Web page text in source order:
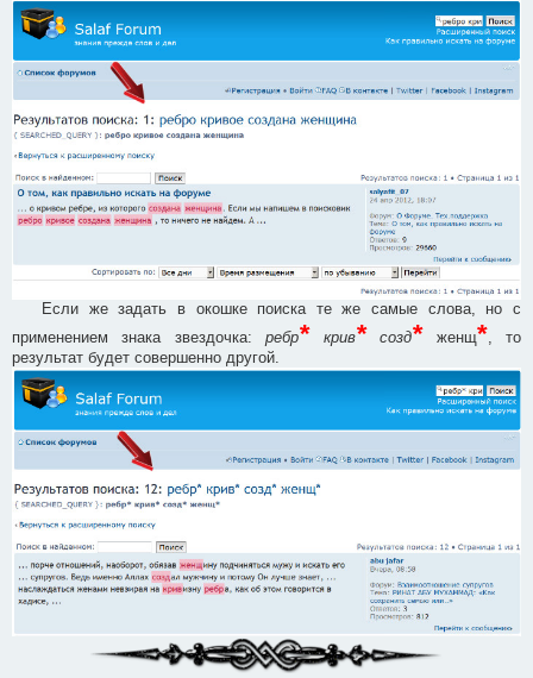
Если же задать в окошке поиска те же самые слова, но с
применением знака звездочка:ребр* крив*созд* женщ* , то
результат будет совершенно другой.